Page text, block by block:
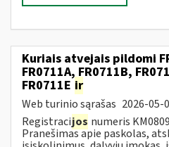
Kuriais atvejais pildomi
FR0711A, FR0711B,
FR0711E ir
Web turinio sąrašas 2026-05-
Registracijos numeris
Pranešimas apie paskolas,